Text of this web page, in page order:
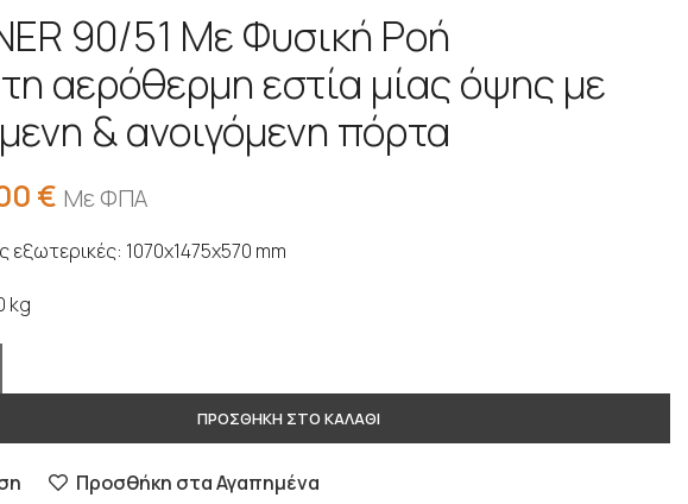
90/51 Με Φυσική Ροή
αερόθερμη εστία μίας όψης με
& ανοιγόμενη πόρτα
€ Με ΦΠΑ
εξωτερικές: 1070x1475x570 mm
kg
ΠΡΟΣΘΗΚΗ ΣΤΟ ΚΑΛΑΘΙ
Προσθήκη στα Αγαπημένα